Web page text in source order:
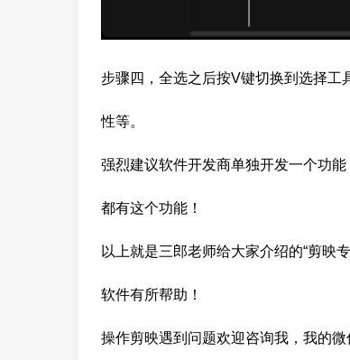
步骤四，全选之后按V键切换到选择工
性等。
强烈建议软件开发商单独开发一个功
都有这个功能！
以上就是三郎老师给大家介绍的“剪映
软件有所帮助！
操作剪映遇到问题欢迎咨询我，我的